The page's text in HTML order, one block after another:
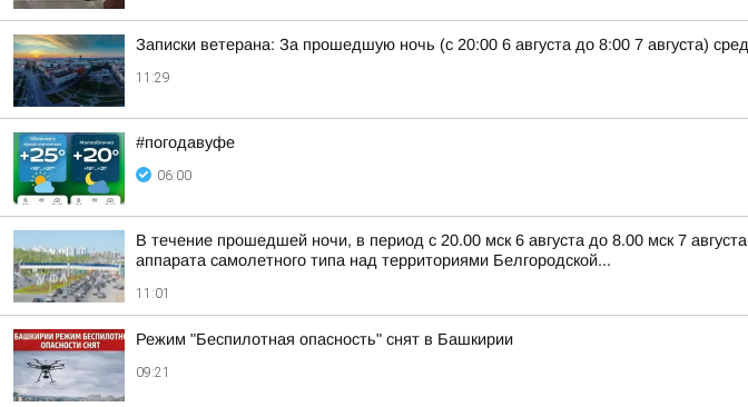
Записки ветерана: За прошедшую ночь (с 20:00 6 августа до 8:00 7 августа)
11:29
#погодавуфе
06:00
В течение прошедшей ночи, в период с 20.00 мск 6 августа до 8.00 мск 7
аппарата самолетного типа над территориями Белгородской...
11:01
Режим "Беспилотная опасность" снят в Башкирии
09:21